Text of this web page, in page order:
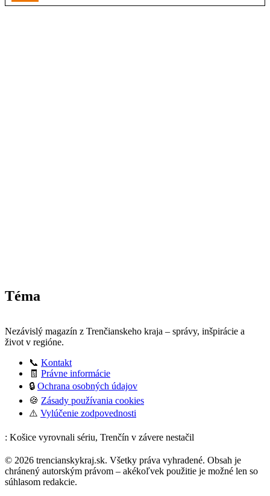
Téma
Nezávislý magazín z Trenčianskeho kraja – správy, inšpirácie a
život v regióne.
📞 Kontakt
🧾 Právne informácie
🔒 Ochrana osobných údajov
🍪 Zásady používania cookies
⚠️ Vylúčenie zodpovednosti
: Košice vyrovnali sériu, Trenčín v závere nestačil
© 2026 trencianskykraj.sk. Všetky práva vyhradené. Obsah je
chránený autorským právom – akékoľvek použitie je možné len so
súhlasom redakcie.